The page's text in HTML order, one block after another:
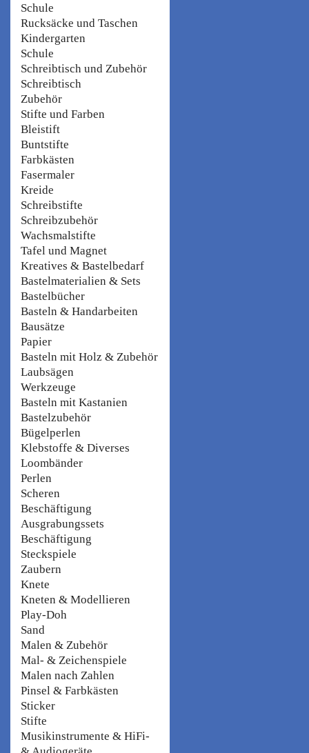
Schule
Rucksäcke und Taschen
Kindergarten
Schule
Schreibtisch und Zubehör
Schreibtisch
Zubehör
Stifte und Farben
Bleistift
Buntstifte
Farbkästen
Fasermaler
Kreide
Schreibstifte
Schreibzubehör
Wachsmalstifte
Tafel und Magnet
Kreatives & Bastelbedarf
Bastelmaterialien & Sets
Bastelbücher
Basteln & Handarbeiten
Bausätze
Papier
Basteln mit Holz & Zubehör
Laubsägen
Werkzeuge
Basteln mit Kastanien
Bastelzubehör
Bügelperlen
Klebstoffe & Diverses
Loombänder
Perlen
Scheren
Beschäftigung
Ausgrabungssets
Beschäftigung
Steckspiele
Zaubern
Knete
Kneten & Modellieren
Play-Doh
Sand
Malen & Zubehör
Mal- & Zeichenspiele
Malen nach Zahlen
Pinsel & Farbkästen
Sticker
Stifte
Musikinstrumente & HiFi-